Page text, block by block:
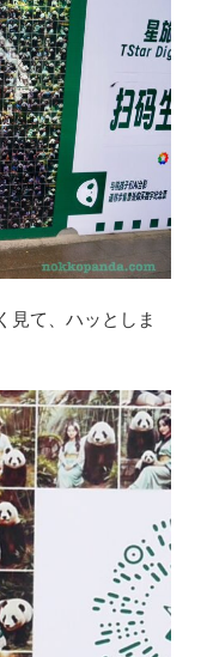
見て、ハッとしま